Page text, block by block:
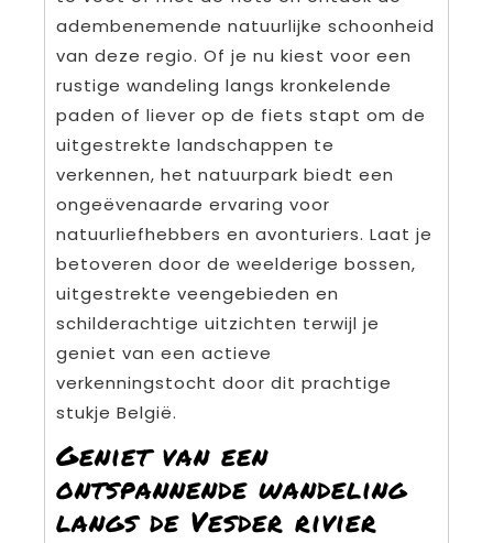
adembenemende natuurlijke schoonheid
van deze regio. Of je nu kiest voor een
rustige wandeling langs kronkelende
paden of liever op de fiets stapt om de
uitgestrekte landschappen te
verkennen, het natuurpark biedt een
ongeëvenaarde ervaring voor
natuurliefhebbers en avonturiers. Laat je
betoveren door de weelderige bossen,
uitgestrekte veengebieden en
schilderachtige uitzichten terwijl je
geniet van een actieve
verkenningstocht door dit prachtige
stukje België.
Geniet van een
ontspannende wandeling
langs de Vesder rivier